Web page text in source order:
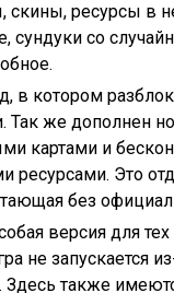
скины, ресурсы в
сундуки со
в котором
Так же дополнен
картами и
ресурсами. Это
без
версия для
не запускается
Здесь также